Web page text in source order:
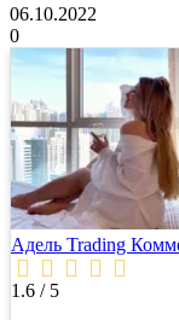
06.10.2022
0
Адель Trading
1.6 / 5